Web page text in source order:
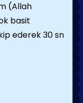
(Allah
basit
ederek 30 sn